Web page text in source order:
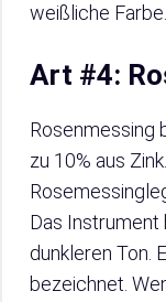
weißliche Farbe.
Art #4:
Rosenmessing
zu 10% aus
Das Instrument
dunkleren Ton.
bezeichnet.